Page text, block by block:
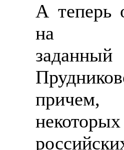
А теперь
на
причем,
некоторых